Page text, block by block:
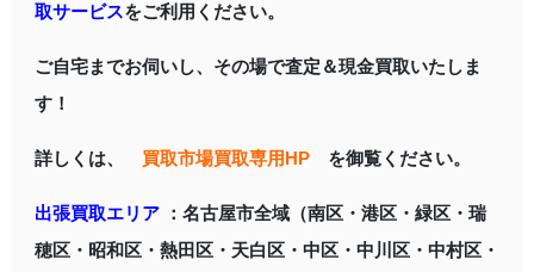
取サービスをご利用ください。
ご自宅までお伺いし、その場で査定＆現金買取いたしま
す！
詳しくは、 買取市場買取専用HPを御覧ください。
出張買取エリア：名古屋市全域（南区・港区・緑区・瑞
穂区・昭和区・熱田区・天白区・中区・中川区・中村区・